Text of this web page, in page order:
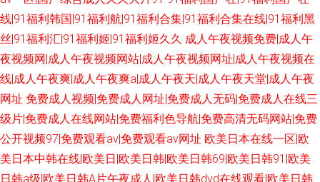
线|91福利韩国|91福利航|91福利合集|91福利合集在线|91福利黑
丝|91福利汇|91福利姬|91福利姬久久 成人午夜视频免费|成人午
夜视频网|成人午夜视频网站|成人午夜视频网址|成人午夜视频在
线|成人午夜爽|成人午夜爽a|成人午夜天|成人午夜天堂|成人午夜
网址 免费成人视频|免费成人网址|免费成人无码|免费成人在线三
级片|免费成人在线网站|免费福利色导航|免费高清无码网站|免费
公开视频97|免费观看av|免费观看av网址 欧美日本在线一区|欧
美日本中韩在线|欧美日|欧美日韩|欧美日韩69|欧美日韩91|欧美
日韩a级|欧美日韩A片午夜成人|欧美日韩dvd在线观看|欧美日韩